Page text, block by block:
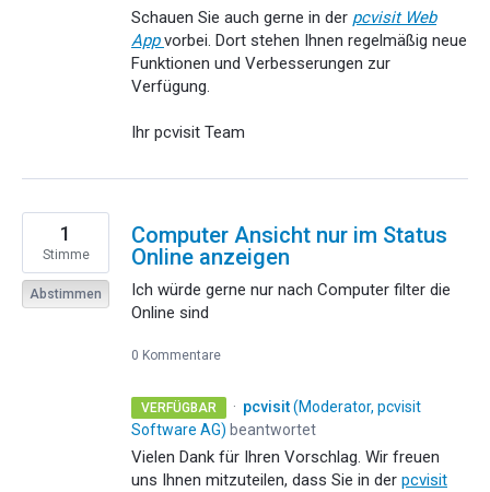
Schauen Sie auch gerne in der pcvisit Web
Appvorbei. Dort stehen Ihnen regelmäßig neue
Funktionen und Verbesserungen zur
Verfügung.
Ihr pcvisit Team
Computer Ansicht nur im Status
Online anzeigen
Ich würde gerne nur nach Computer filter die
Online sind
1
Stimme
Abstimmen
0 Kommentare
VERFÜGBAR · pcvisit(Moderator, pcvisit
Software AG) beantwortet
Vielen Dank für Ihren Vorschlag. Wir freuen
uns Ihnen mitzuteilen, dass Sie in der pcvisit